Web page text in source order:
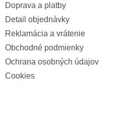
Doprava a platby
Detail objednávky
Reklamácia a vrátenie
Obchodné podmienky
Ochrana osobných údajov
Cookies